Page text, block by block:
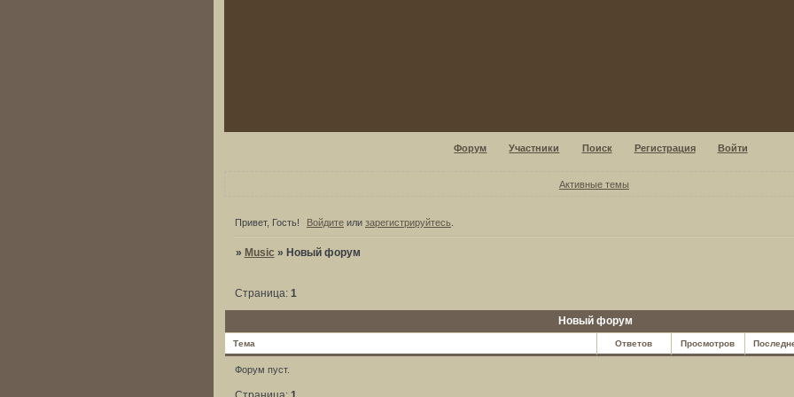
Форум Участники Поиск Регистрация Войти
Активные темы
Привет, Гость! Войдите или зарегистрируйтесь
» Music » Новый форум
Новый форум
Страница: 1
Тема Ответов Просмотров
Форум пуст.